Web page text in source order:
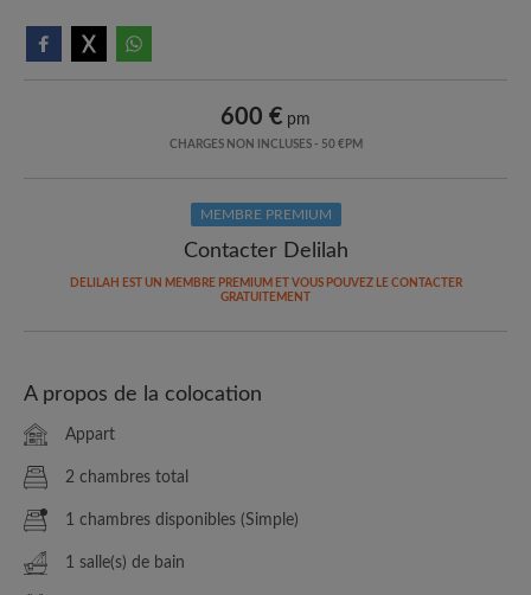
600 € pm
CHARGES NON INCLUSES - 50 €PM
MEMBRE PREMIUM
Contacter Delilah
DELILAH EST UN MEMBRE PREMIUM ET VOUS POUVEZ LE CONTACTER
GRATUITEMENT
A propos de la colocation
Appart
2 chambres total
1 chambres disponibles (Simple)
1 salle(s) de bain